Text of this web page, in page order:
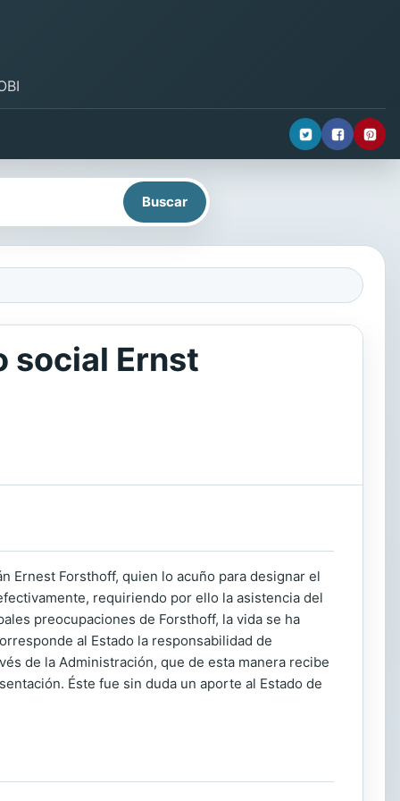
social Ernst
Ernest Forsthoff, quien lo acuño para designar el
requiriendo por ello la asistencia del
preocupaciones de Forsthoff, la vida se ha
al Estado la responsabilidad de
de la Administración, que de esta manera recibe
Éste fue sin duda un aporte al Estado de